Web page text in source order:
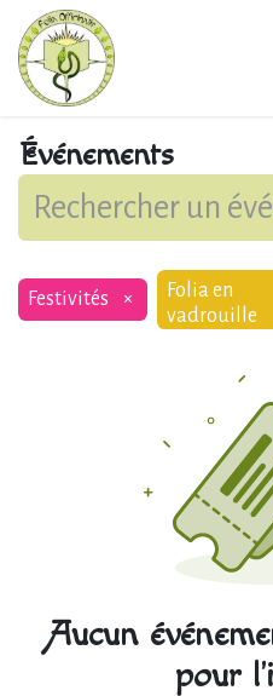
Événements
Festivités ×
Folia en
vadrouille
Aucun
pour